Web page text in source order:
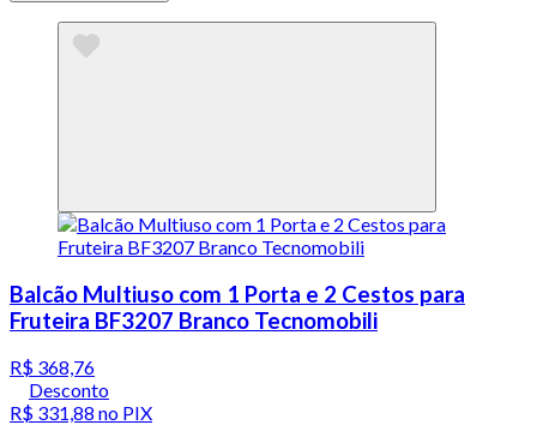
Balcão Multiuso com 1 Porta e 2 Cestos para
Fruteira BF3207 Branco Tecnomobili
R$ 368,76
Desconto
R$ 331,88 no PIX